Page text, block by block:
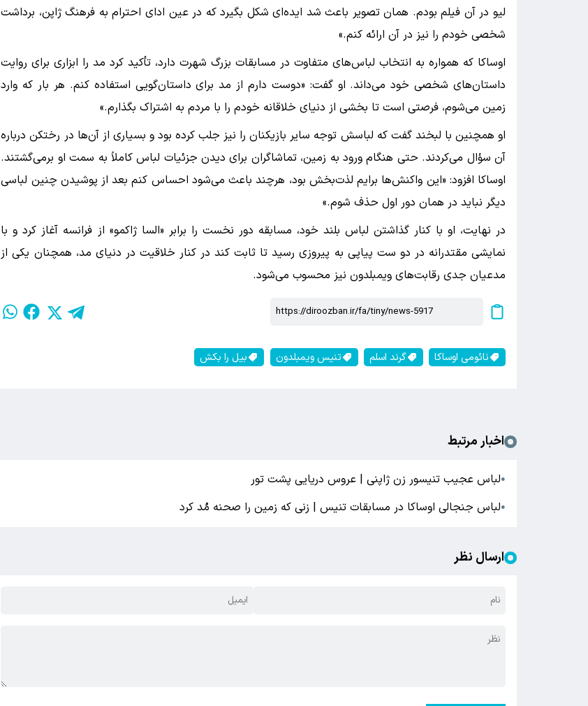
لیو در آن فیلم بودم. همان تصویر باعث شد ایده‌ای شکل بگیرد که در عین ادای احترام به فرهنگ ژاپن، برداشت
شخصی خودم را نیز در آن ارائه کنم.»
اوساکا که همواره به انتخاب لباس‌های متفاوت در مسابقات بزرگ شهرت دارد، تأکید کرد مد را ابزاری برای روایت
داستان‌های شخصی خود می‌داند. او گفت: «دوست دارم از مد برای داستان‌گویی استفاده کنم. هر بار که وارد
زمین می‌شوم، فرصتی است تا بخشی از دنیای خلاقانه خودم را با مردم به اشتراک بگذارم.»
او همچنین با لبخند گفت که لباسش توجه سایر بازیکنان را نیز جلب کرده بود و بسیاری از آن‌ها در رختکن درباره
آن سؤال می‌کردند. حتی هنگام ورود به زمین، تماشاگران برای دیدن جزئیات لباس کاملاً به سمت او برمی‌گشتند.
اوساکا افزود: «این واکنش‌ها برایم لذت‌بخش بود، هرچند باعث می‌شود احساس کنم بعد از پوشیدن چنین لباسی
دیگر نباید در همان دور اول حذف شوم.»
در نهایت، او با کنار گذاشتن لباس بلند خود، مسابقه دور نخست را برابر «السا ژاکمو» از فرانسه آغاز کرد و با
نمایشی مقتدرانه در دو ست پیاپی به پیروزی رسید تا ثابت کند در کنار خلاقیت در دنیای مد، همچنان یکی از
مدعیان جدی رقابت‌های ویمبلدون نیز محسوب می‌شود.
نائومی اوساکا گرند اسلم تنیس ویمبلدون بیل را بکش
اخبار مرتبط
●لباس عجیب تنیسور زن ژاپنی | عروس دریایی پشت تور
●لباس جنجالی اوساکا در مسابقات تنیس | زنی که زمین را صحنه مُد کرد
ارسال نظر